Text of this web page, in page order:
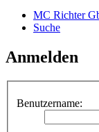
MC Richter
Suche
Anmelden
Benutzername: